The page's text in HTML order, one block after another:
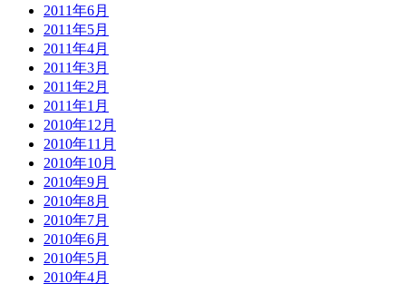
2011年6月
2011年5月
2011年4月
2011年3月
2011年2月
2011年1月
2010年12月
2010年11月
2010年10月
2010年9月
2010年8月
2010年7月
2010年6月
2010年5月
2010年4月